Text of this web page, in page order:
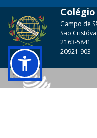
Campo de
São
2163-5841
20921-903